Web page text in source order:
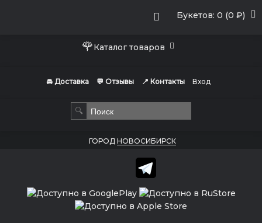
Букетов: 0 (0 ₽)
🌹Каталог товаров
🚘 Доставка 💬 Отзывы 📍 Контакты Вход
🔍
ГОРОД НОВОСИБИРСК